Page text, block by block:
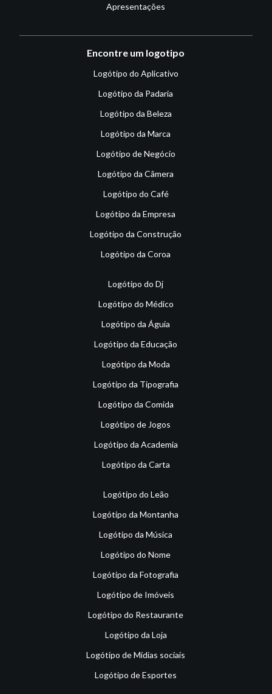
Apresentações
Encontre um logotipo
Logótipo do Aplicativo
Logótipo da Padaria
Logótipo da Beleza
Logótipo da Marca
Logótipo de Negócio
Logótipo da Câmera
Logótipo do Café
Logótipo da Empresa
Logótipo da Construção
Logótipo da Coroa
Logótipo do Dj
Logótipo do Médico
Logótipo da Águia
Logótipo da Educação
Logótipo da Moda
Logótipo da Tipografia
Logótipo da Comida
Logótipo de Jogos
Logótipo da Academia
Logótipo da Carta
Logótipo do Leão
Logótipo da Montanha
Logótipo da Música
Logótipo do Nome
Logótipo da Fotografia
Logótipo de Imóveis
Logótipo do Restaurante
Logótipo da Loja
Logótipo de Mídias sociais
Logótipo de Esportes